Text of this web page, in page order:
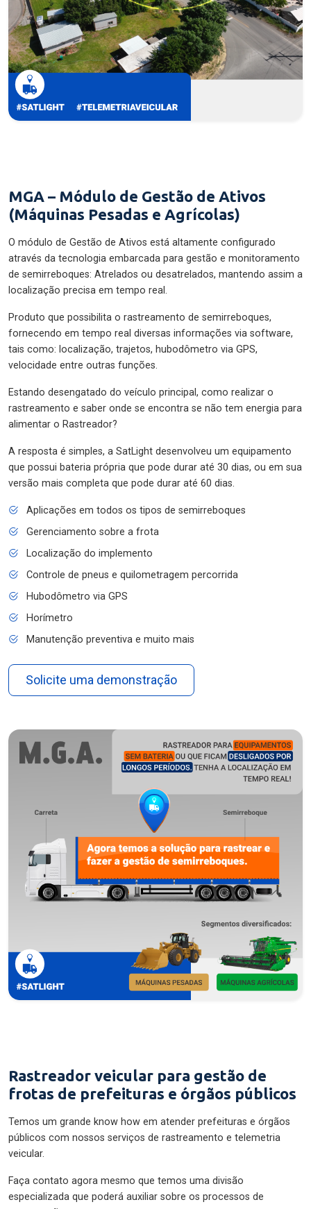
MGA – Módulo de Gestão de Ativos
(Máquinas Pesadas e Agrícolas)
O módulo de Gestão de Ativos está altamente configurado
através da tecnologia embarcada para gestão e monitoramento
de semirreboques: Atrelados ou desatrelados, mantendo assim a
localização precisa em tempo real.
Produto que possibilita o rastreamento de semirreboques,
fornecendo em tempo real diversas informações via software,
tais como: localização, trajetos, hubodômetro via GPS,
velocidade entre outras funções.
Estando desengatado do veículo principal, como realizar o
rastreamento e saber onde se encontra se não tem energia para
alimentar o Rastreador?
A resposta é simples, a SatLight desenvolveu um equipamento
que possui bateria própria que pode durar até 30 dias, ou em sua
versão mais completa que pode durar até 60 dias.
Aplicações em todos os tipos de semirreboques
Gerenciamento sobre a frota
Localização do implemento
Controle de pneus e quilometragem percorrida
Hubodômetro via GPS
Horímetro
Manutenção preventiva e muito mais
Solicite uma demonstração
Rastreador veicular para gestão de
frotas de prefeituras e órgãos públicos
Temos um grande know how em atender prefeituras e órgãos
públicos com nossos serviços de rastreamento e telemetria
veicular.
Faça contato agora mesmo que temos uma divisão
especializada que poderá auxiliar sobre os processos de